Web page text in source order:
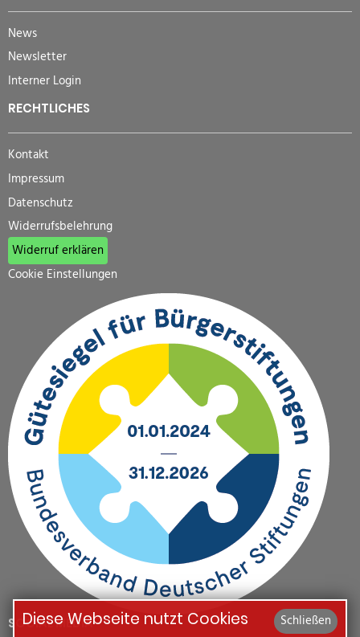
News
Newsletter
Interner Login
RECHTLICHES
Kontakt
Impressum
Datenschutz
Widerrufsbelehrung
Widerruf erklären
Cookie Einstellungen
SOCIAL MEDIA Schließen
Diese Webseite nutzt Cookies